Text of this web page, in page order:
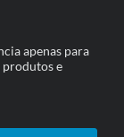
apenas para
produtos e